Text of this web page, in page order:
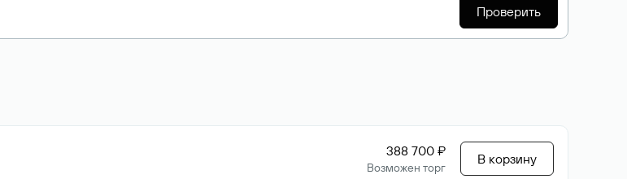
Проверить
388 700 ₽
Возможен торг
В корзину